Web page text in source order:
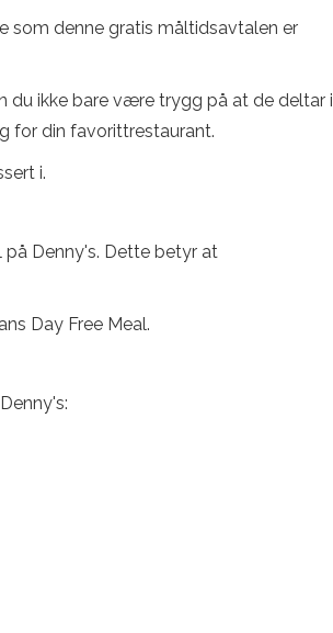
som denne gratis måltidsavtalen er
du ikke bare være trygg på at de deltar i
for din favorittrestaurant.
i.
Denny's. Dette betyr at
Day Free Meal.